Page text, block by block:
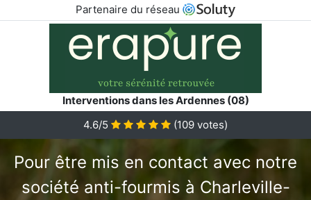
Partenaire du réseau
Interventions dans les Ardennes (08)
4.6/5
(109 votes)
Pour être mis en contact avec notre
société anti-fourmis à Charleville-